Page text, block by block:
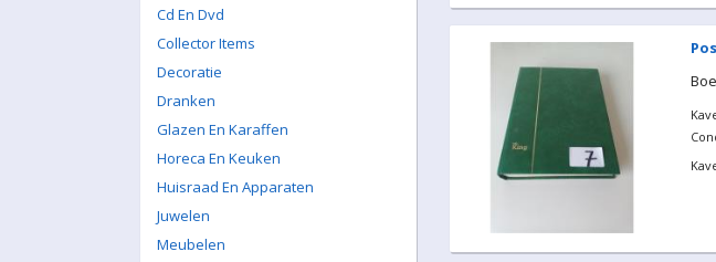
Cd En Dvd
Collector Items
Decoratie
Dranken
Glazen En Karaffen
Horeca En Keuken
Huisraad En Apparaten
Juwelen
Meubelen